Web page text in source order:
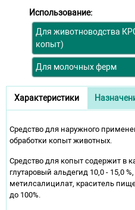
Использование:
Для животноводства
копыт)
Для молочных ферм
Дополнительное
Характеристики
(активная вкладка)
Средство для наружного
обработки копыт животных.
Средство для копыт содержит в
глутаровый альдегид 10,0 - 15,0
метилсалицилат, краситель
до 100%.